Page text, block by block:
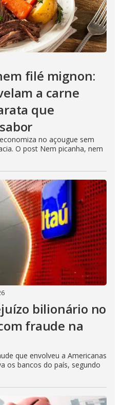
filé mignon:
a carne
que
no açougue sem
O post Nem picanha, nem
bilionário no
fraude na
que envolveu a Americanas
os bancos do país, segundo